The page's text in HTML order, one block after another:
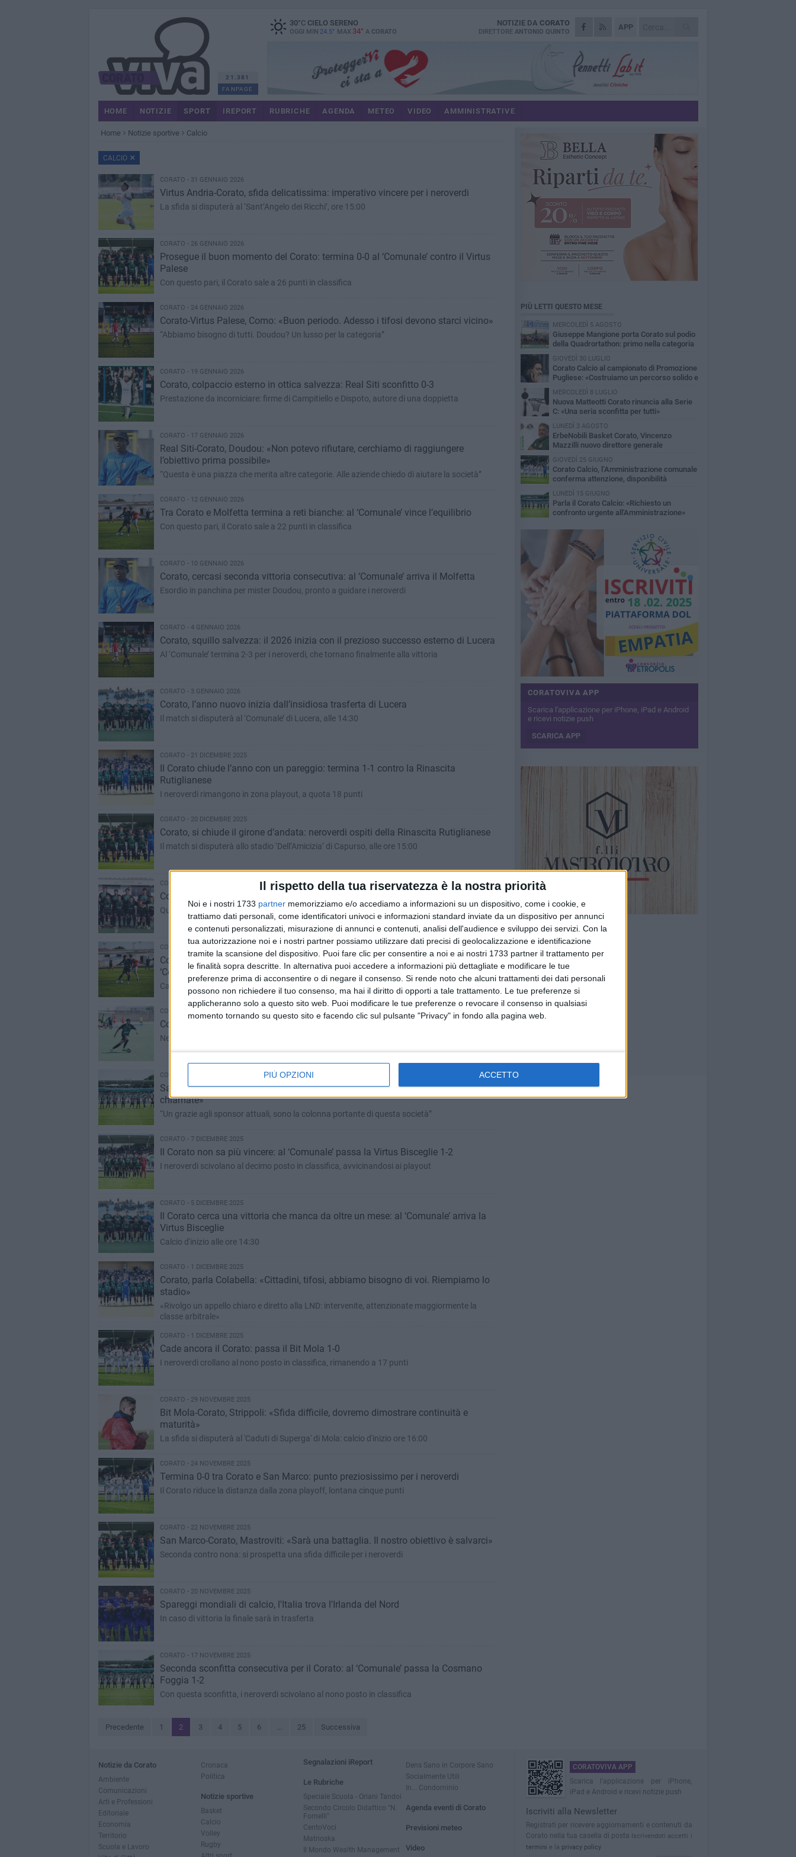
Il rispetto della tua riservatezza è la nostra priorità
Noi e i nostri 1733 partner memorizziamo e/o accediamo a informazioni su un dispositivo, come i cookie, e
trattiamo dati personali, come identificatori univoci e informazioni standard inviate da un dispositivo per annunci
e contenuti personalizzati, misurazione di annunci e contenuti, analisi dell'audience e sviluppo dei servizi. Con la
tua autorizzazione noi e i nostri partner possiamo utilizzare dati precisi di geolocalizzazione e identificazione
tramite la scansione del dispositivo. Puoi fare clic per consentire a noi e ai nostri 1733 partner il trattamento per
le finalità sopra descritte. In alternativa puoi accedere a informazioni più dettagliate e modificare le tue
preferenze prima di acconsentire o di negare il consenso. Si rende noto che alcuni trattamenti dei dati personali
possono non richiedere il tuo consenso, ma hai il diritto di opporti a tale trattamento. Le tue preferenze si
applicheranno solo a questo sito web. Puoi modificare le tue preferenze o revocare il consenso in qualsiasi
momento tornando su questo sito e facendo clic sul pulsante "Privacy" in fondo alla pagina web.
PIÙ OPZIONI ACCETTO
21.381
FANPAGE
30°CCIELO SERENO
OGGI MIN 24.5° MAX 34° A CORATO
APP
NOTIZIE DA CORATO
DIRETTORE ANTONIO QUINTO
HOME NOTIZIE SPORT IREPORT RUBRICHE AGENDA METEO VIDEO AMMINISTRATIVE
Home Notizie sportive Calcio
CALCIO
CORATO - 31 GENNAIO 2026
Virtus Andria-Corato, sfida delicatissima: imperativo vincere per i neroverdi
La sfida si disputerà al ‘Sant’Angelo dei Ricchi’, ore 15:00
CORATO - 26 GENNAIO 2026
Prosegue il buon momento del Corato: termina 0-0 al ‘Comunale’ contro il Virtus
Palese
Con questo pari, il Corato sale a 26 punti in classifica
CORATO - 24 GENNAIO 2026
Corato-Virtus Palese, Como: «Buon periodo. Adesso i tifosi devono starci vicino»
“Abbiamo bisogno di tutti. Doudou? Un lusso per la categoria”
CORATO - 19 GENNAIO 2026
Corato, colpaccio esterno in ottica salvezza: Real Siti sconfitto 0-3
Prestazione da incorniciare: firme di Campitiello e Dispoto, autore di una doppietta
CORATO - 17 GENNAIO 2026
Real Siti-Corato, Doudou: «Non potevo rifiutare, cerchiamo di raggiungere
l’obiettivo prima possibile»
“Questa è una piazza che merita altre categorie. Alle aziende chiedo di aiutare la società”
CORATO - 12 GENNAIO 2026
Tra Corato e Molfetta termina a reti bianche: al ‘Comunale’ vince l’equilibrio
Con questo pari, il Corato sale a 22 punti in classifica
CORATO - 10 GENNAIO 2026
Corato, cercasi seconda vittoria consecutiva: al ‘Comunale’ arriva il Molfetta
Esordio in panchina per mister Doudou, pronto a guidare i neroverdi
CORATO - 4 GENNAIO 2026
Corato, squillo salvezza: il 2026 inizia con il prezioso successo esterno di Lucera
Al ‘Comunale’ termina 2-3 per i neroverdi, che tornano finalmente alla vittoria
CORATO - 3 GENNAIO 2026
Corato, l’anno nuovo inizia dall’insidiosa trasferta di Lucera
Il match si disputerà al ‘Comunale’ di Lucera, alle 14:30
CORATO - 21 DICEMBRE 2025
Il Corato chiude l’anno con un pareggio: termina 1-1 contro la Rinascita
Rutiglianese
I neroverdi rimangono in zona playout, a quota 18 punti
CORATO - 20 DICEMBRE 2025
Corato, si chiude il girone d’andata: neroverdi ospiti della Rinascita Rutiglianese
Il match si disputerà allo stadio ‘Dell’Amicizia’ di Capurso, alle ore 15:00
CORATO - 18 DICEMBRE 2025
Corato in zona retrocessione: al ‘Comunale’ passa l’Atletico Gargano 0-1
Quarta sconfitta consecutiva per i neroverdi: decide il match Blanco
CORATO - 17 DICEMBRE 2025
Corato-Atletico Gargano, è scontro salvezza: in palio punti importanti al
‘Comunale’
Calcio d’inizio alle ore 14:30: ingresso gratuito fino ai 16 anni
CORATO - 14 DICEMBRE 2025
Corato, adesso è crisi vera: vince il San Severo 2-1
Neroverdi vicinissimi alla zona retrocessione
CORATO - 13 DICEMBRE 2025
San Severo-Corato, Colabella: «Cordate? Se ne parla, ma non ho ricevuto
chiamate»
“Un grazie agli sponsor attuali, sono la colonna portante di questa società”
CORATO - 7 DICEMBRE 2025
Il Corato non sa più vincere: al ‘Comunale’ passa la Virtus Bisceglie 1-2
I neroverdi scivolano al decimo posto in classifica, avvicinandosi ai playout
CORATO - 5 DICEMBRE 2025
Il Corato cerca una vittoria che manca da oltre un mese: al ‘Comunale’ arriva la
Virtus Bisceglie
Calcio d'inizio alle ore 14:30
CORATO - 1 DICEMBRE 2025
Corato, parla Colabella: «Cittadini, tifosi, abbiamo bisogno di voi. Riempiamo lo
stadio»
«Rivolgo un appello chiaro e diretto alla LND: intervenite, attenzionate maggiormente la
classe arbitrale»
CORATO - 1 DICEMBRE 2025
Cade ancora il Corato: passa il Bit Mola 1-0
I neroverdi crollano al nono posto in classifica, rimanendo a 17 punti
CORATO - 29 NOVEMBRE 2025
Bit Mola-Corato, Strippoli: «Sfida difficile, dovremo dimostrare continuità e
maturità»
La sfida si disputerà al 'Caduti di Superga' di Mola: calcio d'inizio ore 16:00
CORATO - 24 NOVEMBRE 2025
Termina 0-0 tra Corato e San Marco: punto preziosissimo per i neroverdi
Il Corato riduce la distanza dalla zona playoff, lontana cinque punti
CORATO - 22 NOVEMBRE 2025
San Marco-Corato, Mastroviti: «Sarà una battaglia. Il nostro obiettivo è salvarci»
Seconda contro nona: si prospetta una sfida difficile per i neroverdi
CORATO - 20 NOVEMBRE 2025
Spareggi mondiali di calcio, l'Italia trova l'Irlanda del Nord
In caso di vittoria la finale sarà in trasferta
CORATO - 17 NOVEMBRE 2025
Seconda sconfitta consecutiva per il Corato: al ‘Comunale’ passa la Cosmano
Foggia 1-2
Con questa sconfitta, i neroverdi scivolano al nono posto in classifica
Precedente 1 2 3 4 5 6 ... 25 Successiva
PIÙ LETTI QUESTO MESE
MERCOLEDÌ 5 AGOSTO
Giuseppe Mangione porta Corato sul podio
della Quadrortathon: primo nella categoria
M65
GIOVEDÌ 30 LUGLIO
Corato Calcio al campionato di Promozione
Pugliese: «Costruiamo un percorso solido e
duraturo»
MERCOLEDÌ 8 LUGLIO
Nuova Matteotti Corato rinuncia alla Serie
C: «Una seria sconfitta per tutti»
LUNEDÌ 3 AGOSTO
ErbeNobili Basket Corato, Vincenzo
Mazzilli nuovo direttore generale
GIOVEDÌ 25 GIUGNO
Corato Calcio, l’Amministrazione comunale
conferma attenzione, disponibilità
responsabilità per il futuro del calcio cittadino
LUNEDÌ 15 GIUGNO
Parla il Corato Calcio: «Richiesto un
confronto urgente all'Amministrazione»
CORATOVIVA APP
Scarica l'applicazione per iPhone, iPad e Android
e ricevi notizie push
SCARICA APP
Notizie da Corato
Ambiente
Comunicazioni
Arti e Professioni
Editoriale
Economia
Territorio
Scuola e Lavoro
Cronaca
Politica
Notizie sportive
Basket
Calcio
Volley
Rugby
Segnalazioni iReport
Le Rubriche
Speciale Scuola - Oriani Tandoi
Secondo Circolo Didattico "N.
Fornelli"
CentoVoci
Matrioska
Il Mondo Wealth Management
Dens Sano in Corpore Sano
Socialmente Utili
In... Condominio
Agenda eventi di Corato
Previsioni meteo
Video
CORATOVIVA APP
Scarica l'applicazione per iPhone,
iPad e Android e ricevi notizie push
Iscriviti alla Newsletter
Registrati per ricevere aggiornamenti e contenuti da
Corato nella tua casella di posta Iscrivendoti accetti i
termini e la privacy policy